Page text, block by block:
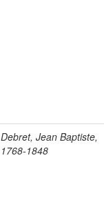
Debret, Jean Baptiste,
1768-1848